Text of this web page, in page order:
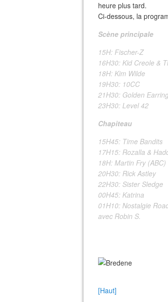
heure plus tard.
Ci-dessous, la
Scène principale
15H: Fischer-Z
16H30: Kid Creole &
18H: Kim Wilde
19H30: 10CC
21H30: Golden
23H30: Level 42
Chapiteau
15H45: Time Bandits
17H15: Rozalla &
18H: Martin Fry (ABC)
20H30: Rick Astley
22H30: Sister Sledge
00H45: Katrina
01H10: Nostalgie
avec Robin S.
[Haut]